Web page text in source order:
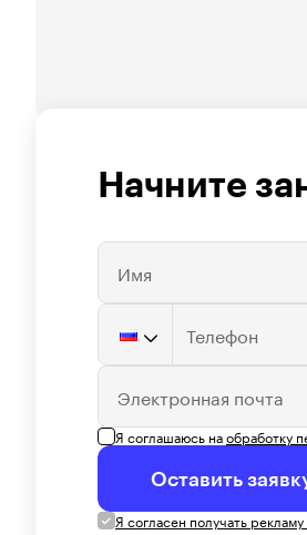
Начните
Имя
Телефон
Электронная почта
Я соглашаюсь наобработку
Оставить
Я согласен получать